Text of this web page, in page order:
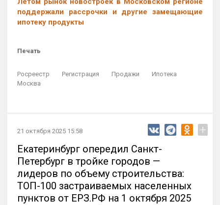
поддержали рассрочки и другие замещающие
ипотеку продукты
Печать
Росреестр Регистрация Продажи
Ипотека
Москва
21 октября 2025 15:58 +
Екатеринбург опередил Санкт-
Петербург в тройке городов —
лидеров по объему строительства:
ТОП-100 застраиваемых населенных
пунктов от ЕРЗ.РФ на 1 октября 2025